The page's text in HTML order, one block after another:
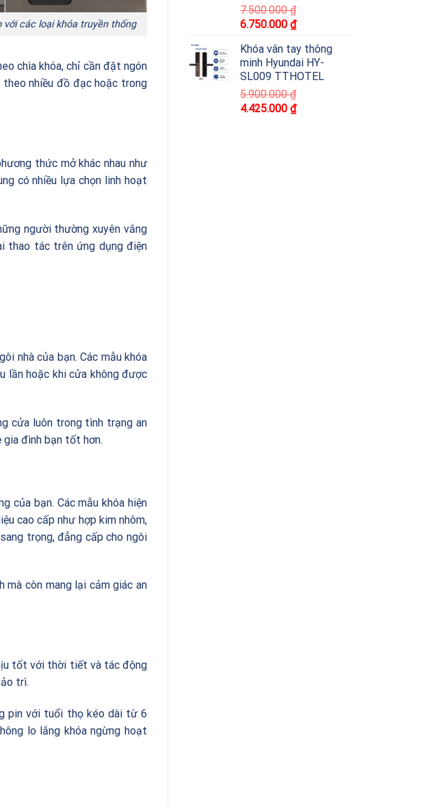
các loại khóa truyền thống
chìa khóa, chỉ cần đặt ngón
nhiều đồ đạc hoặc trong
thức mở khác nhau như
có nhiều lựa chọn linh hoạt
người thường xuyên vắng
thao tác trên ứng dụng điện
nhà của bạn. Các mẫu khóa
lần hoặc khi cửa không được
cửa luôn trong tình trạng an
gia đình bạn tốt hơn.
của bạn. Các mẫu khóa hiện
cao cấp như hợp kim nhôm,
trọng, đẳng cấp cho ngôi
mà còn mang lại cảm giác an
tốt với thời tiết và tác động
trì.
pin với tuổi thọ kéo dài từ 6
lo lắng khóa ngừng hoạt
7.500.000₫
6.750.000 ₫
Khóa vân tay thông
minh Hyundai HY-
SL009 TTHOTEL
5.900.000₫
4.425.000 ₫